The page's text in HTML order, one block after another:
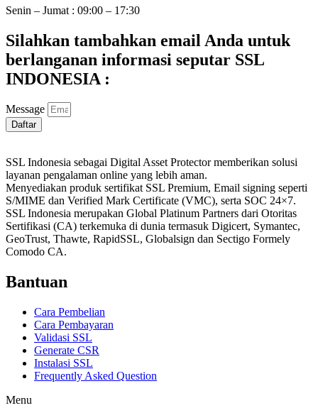
Senin – Jumat : 09:00 – 17:30
Silahkan tambahkan email Anda untuk
berlanganan informasi seputar SSL
INDONESIA :
Message
Daftar
SSL Indonesia sebagai Digital Asset Protector memberikan solusi
layanan pengalaman online yang lebih aman.
Menyediakan produk sertifikat SSL Premium, Email signing seperti
S/MIME dan Verified Mark Certificate (VMC), serta SOC 24×7.
SSL Indonesia merupakan Global Platinum Partners dari Otoritas
Sertifikasi (CA) terkemuka di dunia termasuk Digicert, Symantec,
GeoTrust, Thawte, RapidSSL, Globalsign dan Sectigo Formely
Comodo CA.
Bantuan
Cara Pembelian
Cara Pembayaran
Validasi SSL
Generate CSR
Instalasi SSL
Frequently Asked Question
Menu